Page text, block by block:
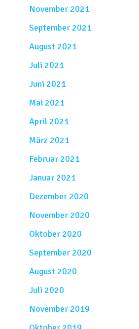
November 2021
September 2021
August 2021
Juli 2021
Juni 2021
Mai 2021
April 2021
März 2021
Februar 2021
Januar 2021
Dezember 2020
November 2020
Oktober 2020
September 2020
August 2020
Juli 2020
November 2019